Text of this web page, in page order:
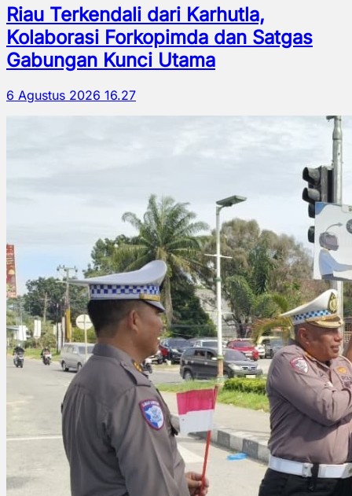
Riau Terkendali dari Karhutla,
Kolaborasi Forkopimda dan Satgas
Gabungan Kunci Utama
6 Agustus 2026 16.27